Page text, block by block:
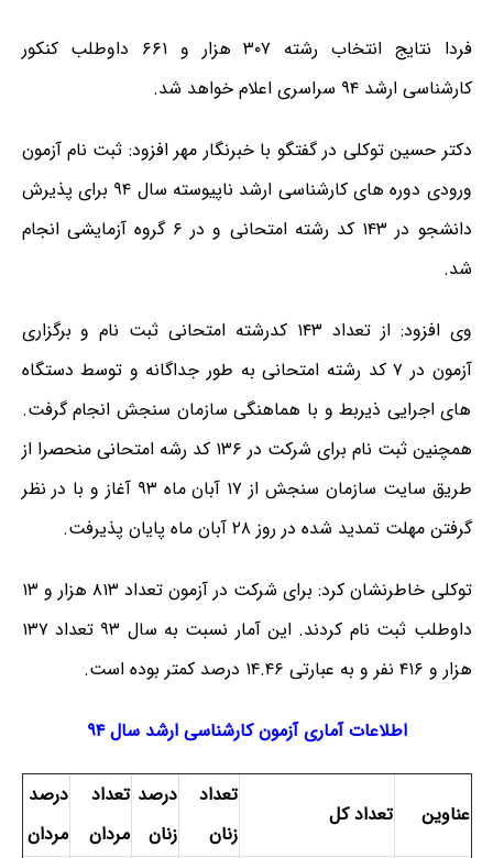
فردا نتایج انتخاب رشته ۳۰۷ هزار و ۶۶۱ داوطلب کنکور
کارشناسی ارشد ۹۴ سراسری اعلام خواهد شد.
دکتر حسین توکلی در گفتگو باخبرنگار مهرافزود: ثبت نام آزمون
ورودی دوره های کارشناسی ارشد ناپیوسته سال ۹۴ برای پذیرش
دانشجو در ۱۴۳ کد رشته امتحانی و در ۶ گروه آزمایشی انجام
شد.
وی افزود: از تعداد ۱۴۳ کدرشته امتحانی ثبت نام و برگزاری
آزمون در ۷ کد رشته امتحانی به طور جداگانه و توسط دستگاه
های اجرایی ذیربط و با هماهنگی سازمان سنجش انجام گرفت.
همچنین ثبت نام برای شرکت در ۱۳۶ کد رشه امتحانی منحصرا از
طریق سایت سازمان سنجش از ۱۷ آبان ماه ۹۳ آغاز و با در نظر
گرفتن مهلت تمدید شده در روز ۲۸ آبان ماه پایان پذیرفت.
توکلی خاطرنشان کرد: برای شرکت در آزمون تعداد ۸۱۳ هزار و ۱۳
داوطلب ثبت نام کردند. این آمار نسبت به سال ۹۳ تعداد ۱۳۷
هزار و ۴۱۶ نفر و به عبارتی ۱۴.۴۶ درصد کمتر بوده است.
اطلاعات آماری آزمون کارشناسی ارشد سال ۹۴
عناوین تعداد کل
تعداد
زنان
درصد
زنان
تعداد
مردان
درصد
مردان